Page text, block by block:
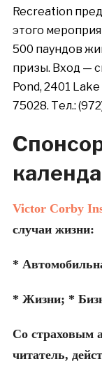
Recreation
этого
500 паундов
призы. Вход —
Pond, 2401
75028. Тел.:
Victor Corby
случаи жизни:
*
* Жизни; *
Со страховым
читатель,